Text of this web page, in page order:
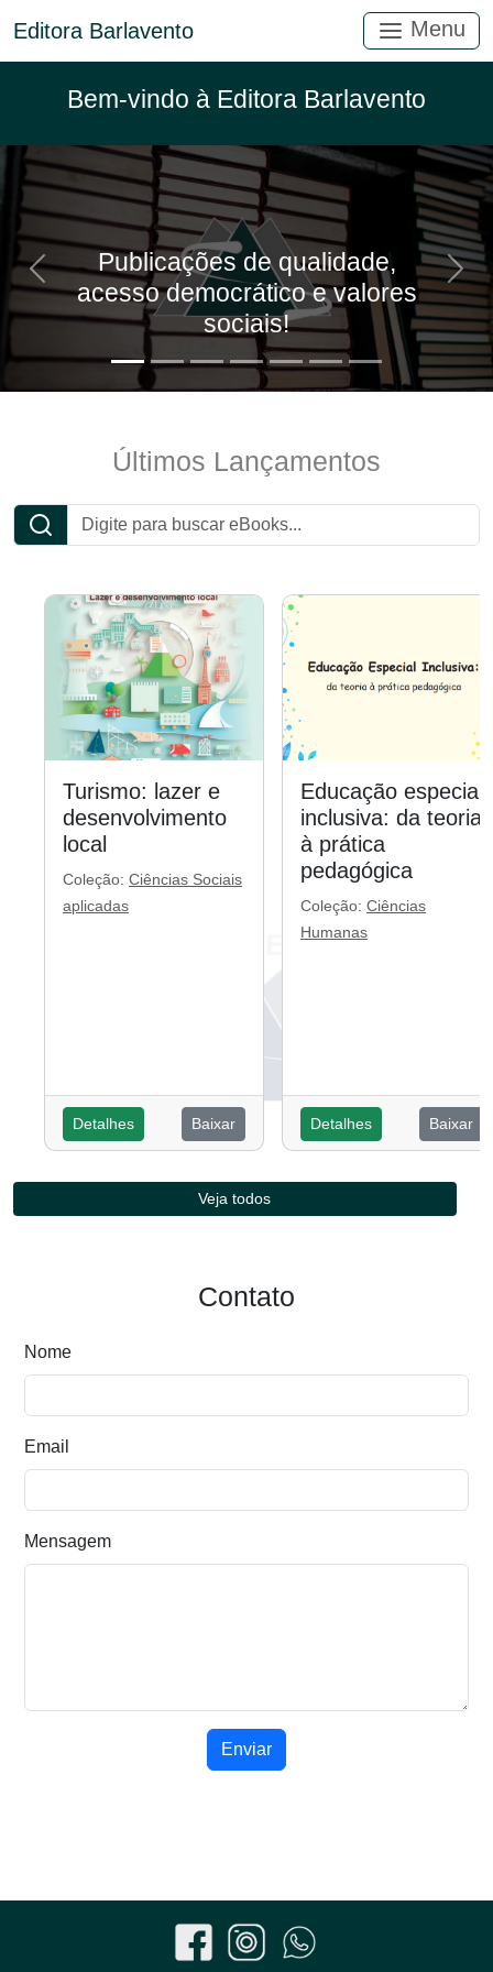
Editora Barlavento Menu
Bem-vindo à Editora Barlavento
Publicações de qualidade,
acesso democrático e valores
sociais!
Anterior
Últimos Lançamentos
Turismo: lazer e
desenvolvimento
local
Coleção: Ciências Sociais
aplicadas
Detalhes Baixar
Educação especial
inclusiva: da teoria
à prática
pedagógica
Coleção: Ciências
Humanas
Detalhes Baixar
Veja todos
Contato
Nome
Email
Mensagem
Enviar